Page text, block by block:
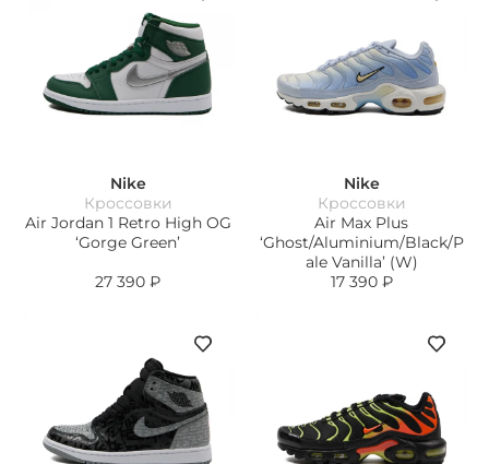
Nike
Кроссовки
Air Jordan 1 Retro High OG
‘Gorge Green’
27 390 ₽
Nike
Кроссовки
Air Max Plus
‘Ghost/Aluminium/Black/P
ale Vanilla’ (W)
17 390 ₽